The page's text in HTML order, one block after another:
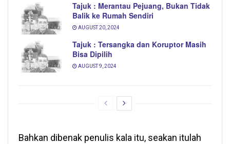
Tajuk : Merantau Pejuang, Bukan Tidak
Balik ke Rumah Sendiri
AUGUST 20, 2024
Tajuk : Tersangka dan Koruptor Masih
Bisa Dipilih
AUGUST 9, 2024
Bahkan dibenak penulis kala itu, seakan itulah